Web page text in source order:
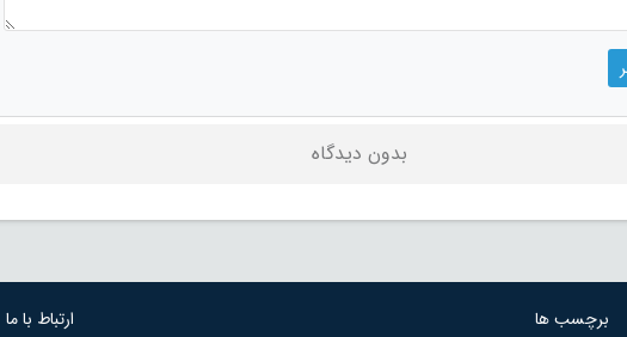
بدون دیدگاه
برچسب ها ارتباط با ما